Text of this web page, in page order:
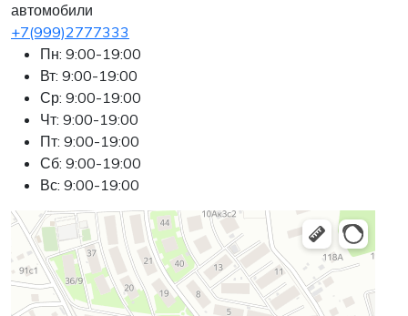
автомобили
+7(999)2777333
Пн: 9:00-19:00
Вт: 9:00-19:00
Ср: 9:00-19:00
Чт: 9:00-19:00
Пт: 9:00-19:00
Сб: 9:00-19:00
Вс: 9:00-19:00